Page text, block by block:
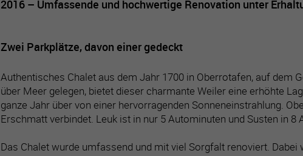
2016 – Umfassende und hochwertige Renovation unter
Zwei Parkplätze, davon einer gedeckt
Authentisches Chalet aus dem Jahr 1700 in Oberrotafen, auf dem
über Meer gelegen, bietet dieser charmante Weiler eine erhöhte
ganze Jahr über von einer hervorragenden Sonneneinstrahlung.
Erschmatt verbindet. Leuk ist in nur 5 Autominuten und Susten in 8
Das Chalet wurde umfassend und mit viel Sorgfalt renoviert.